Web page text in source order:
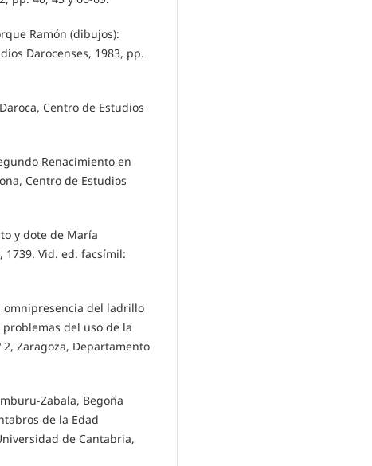
Ramón (dibujos):
Darocenses, 1983, pp.
Centro de Estudios
Renacimiento en
Centro de Estudios
y dote de María
1739. Vid. ed. facsímil:
omnipresencia del ladrillo
del uso de la
Zaragoza, Departamento
Zabala, Begoña
de la Edad
de Cantabria,